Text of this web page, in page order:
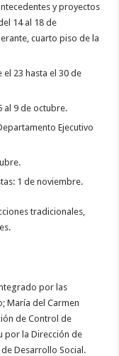
y proyectos
14 al 18 de
cuarto piso de la
el 23 hasta el 30 de
al 9 de octubre.
Ejecutivo
1 de noviembre.
tradicionales,
por las
María del Carmen
de Control de
por la Dirección de
Desarrollo Social.